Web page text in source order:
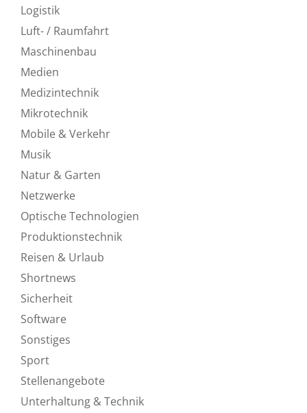
Logistik
Luft- / Raumfahrt
Maschinenbau
Medien
Medizintechnik
Mikrotechnik
Mobile & Verkehr
Musik
Natur & Garten
Netzwerke
Optische Technologien
Produktionstechnik
Reisen & Urlaub
Shortnews
Sicherheit
Software
Sonstiges
Sport
Stellenangebote
Unterhaltung & Technik